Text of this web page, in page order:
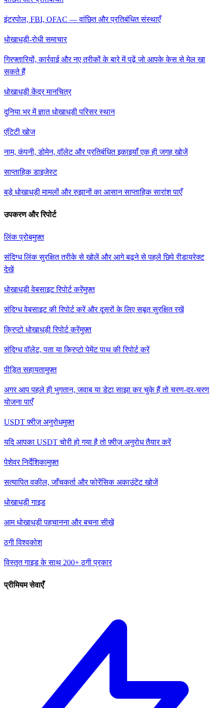
इंटरपोल, FBI, OFAC — वांछित और प्रतिबंधित संस्थाएँ
धोखाधड़ी-रोधी समाचार
गिरफ्तारियों, कार्रवाई और नए तरीकों के बारे में पढ़ें जो आपके केस से मेल खा
सकते हैं
धोखाधड़ी केंद्र मानचित्र
दुनिया भर में ज्ञात धोखाधड़ी परिसर स्थान
एंटिटी खोज
नाम, कंपनी, डोमेन, वॉलेट और प्रतिबंधित इकाइयाँ एक ही जगह खोजें
साप्ताहिक डाइजेस्ट
बड़े धोखाधड़ी मामलों और रुझानों का आसान साप्ताहिक सारांश पाएँ
उपकरण और रिपोर्ट
लिंक प्रोबमुफ़्त
संदिग्ध लिंक सुरक्षित तरीके से खोलें और आगे बढ़ने से पहले छिपे रीडायरेक्ट
देखें
धोखाधड़ी वेबसाइट रिपोर्ट करेंमुफ़्त
संदिग्ध वेबसाइट की रिपोर्ट करें और दूसरों के लिए सबूत सुरक्षित रखें
क्रिप्टो धोखाधड़ी रिपोर्ट करेंमुफ़्त
संदिग्ध वॉलेट, पता या क्रिप्टो पेमेंट पाथ की रिपोर्ट करें
पीड़ित सहायतामुफ़्त
अगर आप पहले ही भुगतान, जवाब या डेटा साझा कर चुके हैं तो चरण-दर-चरण
योजना पाएँ
USDT फ़्रीज़ अनुरोधमुफ़्त
यदि आपका USDT चोरी हो गया है तो फ़्रीज़ अनुरोध तैयार करें
पेशेवर निर्देशिकामुफ़्त
सत्यापित वकील, जाँचकर्ता और फोरेंसिक अकाउंटेंट खोजें
धोखाधड़ी गाइड
आम धोखाधड़ी पहचानना और बचना सीखें
ठगी विश्वकोश
विस्तृत गाइड के साथ 200+ ठगी प्रकार
प्रीमियम सेवाएँ